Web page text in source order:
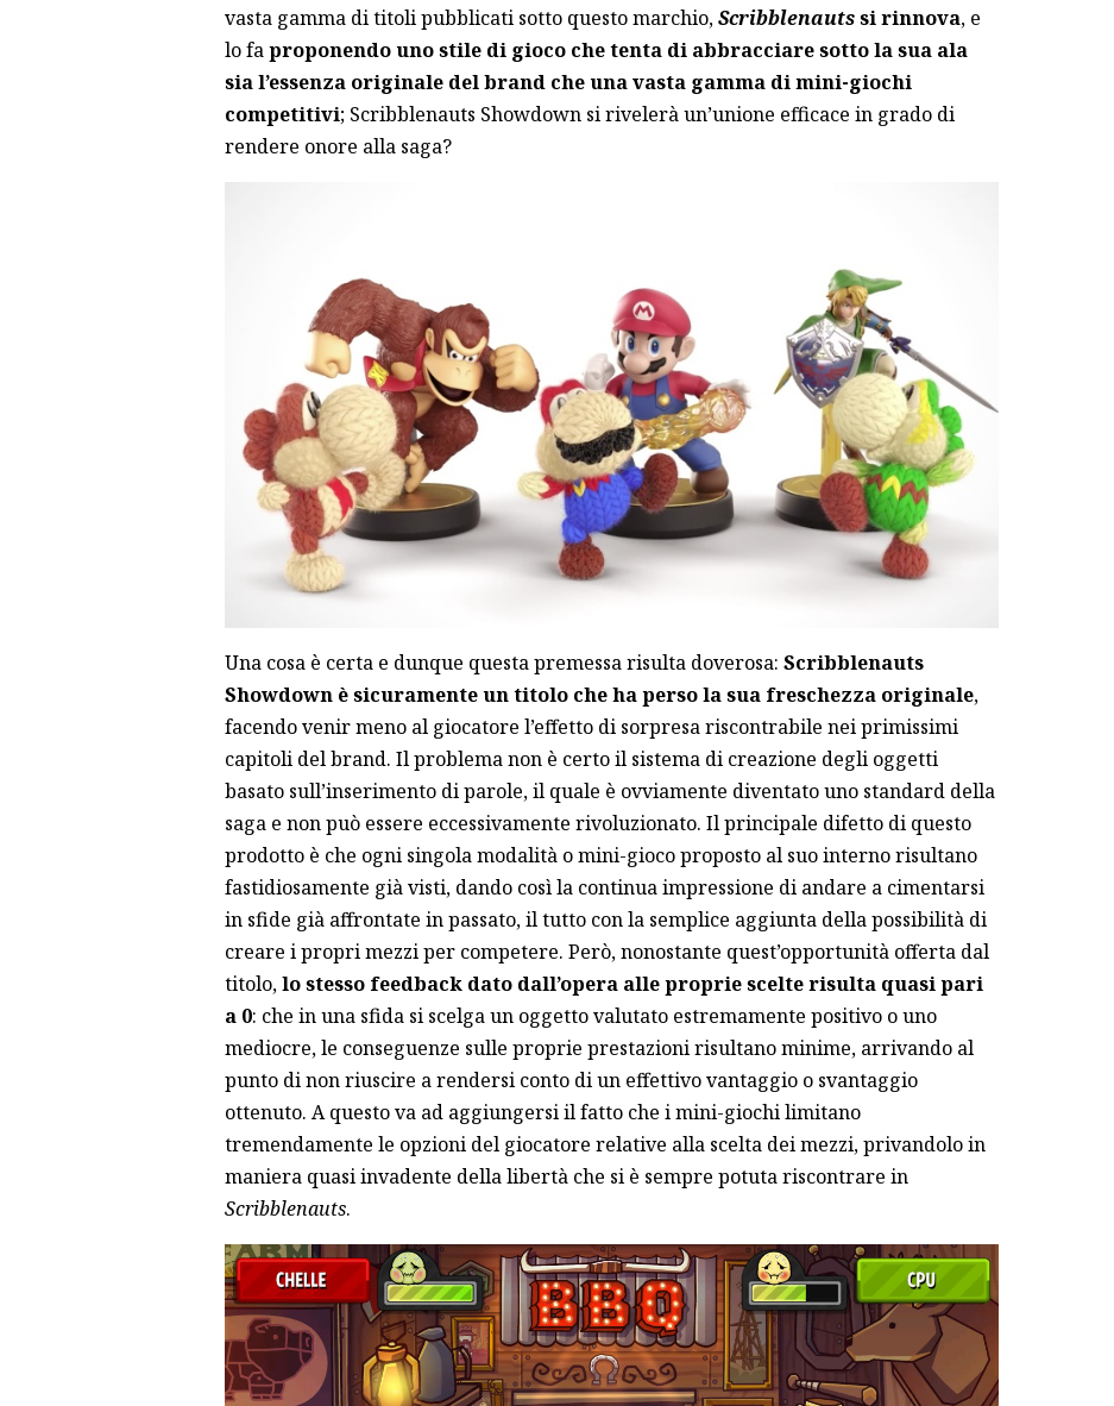
vasta gamma di titoli pubblicati sotto questo marchio,Scribblenautssi rinnova, e
lo faproponendo uno stile di gioco che tenta di abbracciare sotto la sua ala
sia l’essenza originale del brand che una vasta gamma di mini-giochi
competitivi; Scribblenauts Showdown si rivelerà un’unione efficace in grado di
rendere onore alla saga?
Una cosa è certa e dunque questa premessa risulta doverosa: Scribblenauts
Showdown è sicuramente un titolo che ha perso la sua freschezza originale,
facendo venir meno al giocatore l’effetto di sorpresa riscontrabile nei primissimi
capitoli del brand. Il problema non è certo il sistema di creazione degli oggetti
basato sull’inserimento di parole, il quale è ovviamente diventato uno standard della
saga e non può essere eccessivamente rivoluzionato. Il principale difetto di questo
prodotto è che ogni singola modalità o mini-gioco proposto al suo interno risultano
fastidiosamente già visti, dando così la continua impressione di andare a cimentarsi
in sfide già affrontate in passato, il tutto con la semplice aggiunta della possibilità di
creare i propri mezzi per competere. Però, nonostante quest’opportunità offerta dal
titolo,lo stesso feedback dato dall’opera alle proprie scelte risulta quasi pari
a 0: che in una sfida si scelga un oggetto valutato estremamente positivo o uno
mediocre, le conseguenze sulle proprie prestazioni risultano minime, arrivando al
punto di non riuscire a rendersi conto di un effettivo vantaggio o svantaggio
ottenuto. A questo va ad aggiungersi il fatto che i mini-giochi limitano
tremendamente le opzioni del giocatore relative alla scelta dei mezzi, privandolo in
maniera quasi invadente della libertà che si è sempre potuta riscontrare in
Scribblenauts.